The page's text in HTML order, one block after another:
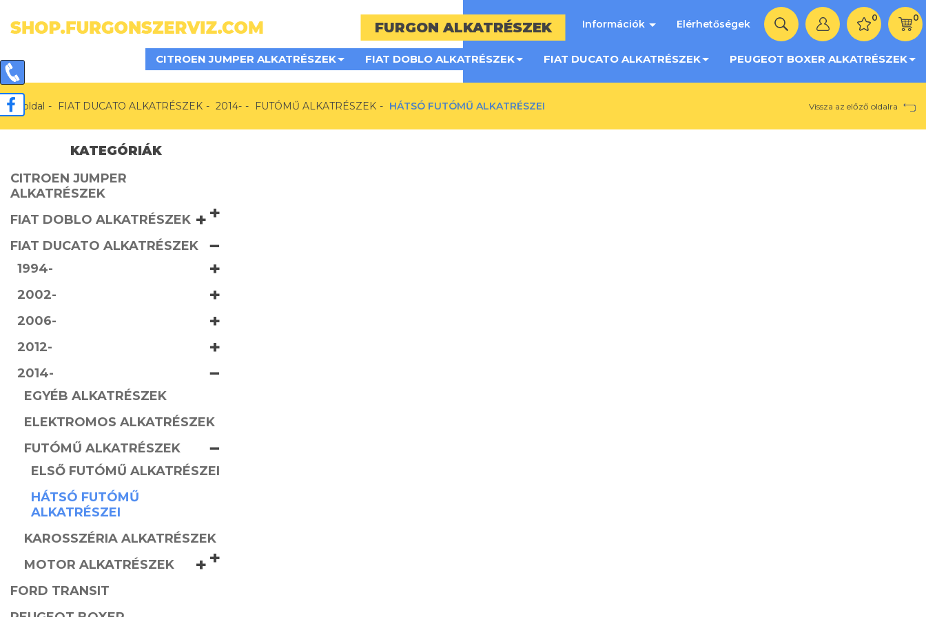
FURGON ALKATRÉSZEK Információk Elérhetőségek
0 0
CITROEN JUMPER ALKATRÉSZEK FIAT DOBLO ALKATRÉSZEK FIAT DUCATO ALKATRÉSZEK PEUGEOT BOXER ALKATRÉSZEK
Főoldal FIAT DUCATO ALKATRÉSZEK 2014- FUTÓMŰ ALKATRÉSZEK HÁTSÓ FUTÓMŰ ALKATRÉSZEI Vissza az előző oldalra
KATEGÓRIÁK
CITROEN JUMPER
ALKATRÉSZEK
+
FIAT DOBLO ALKATRÉSZEK +
FIAT DUCATO ALKATRÉSZEK −
1994- +
2002- +
2006- +
2012- +
2014- −
EGYÉB ALKATRÉSZEK
ELEKTROMOS ALKATRÉSZEK
FUTÓMŰ ALKATRÉSZEK
−
ELSŐ FUTÓMŰ ALKATRÉSZEI
HÁTSÓ FUTÓMŰ
ALKATRÉSZEI
KAROSSZÉRIA ALKATRÉSZEK
+
MOTOR ALKATRÉSZEK +
FORD TRANSIT